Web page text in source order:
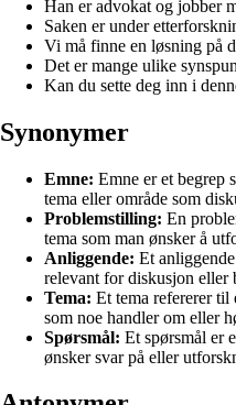
Han er advokat og jobber
Saken er under
Vi må finne en løsning på
Det er mange ulike
Kan du sette deg inn i
Synonymer
Emne: Emne er et begrep
tema eller område som
Problemstilling: En
tema som man ønsker å
Anliggende: Et
relevant for diskusjon eller
Tema: Et tema refererer
som noe handler om eller
Spørsmål: Et spørsmål er
ønsker svar på eller